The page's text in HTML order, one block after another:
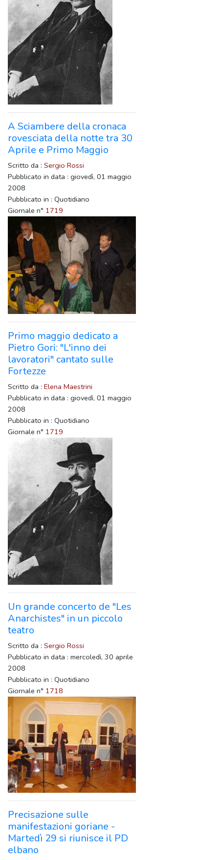
A Sciambere della cronaca
rovesciata della notte tra 30
Aprile e Primo Maggio
Scritto da : Sergio Rossi
Pubblicato in data : giovedì, 01 maggio
2008
Pubblicato in : Quotidiano
Giornale n° 1719
Primo maggio dedicato a
Pietro Gori: "L'inno dei
lavoratori" cantato sulle
Fortezze
Scritto da : Elena Maestrini
Pubblicato in data : giovedì, 01 maggio
2008
Pubblicato in : Quotidiano
Giornale n° 1719
Un grande concerto de "Les
Anarchistes" in un piccolo
teatro
Scritto da : Sergio Rossi
Pubblicato in data : mercoledì, 30 aprile
2008
Pubblicato in : Quotidiano
Giornale n° 1718
Precisazione sulle
manifestazioni goriane -
Martedì 29 si riunisce il PD
elbano